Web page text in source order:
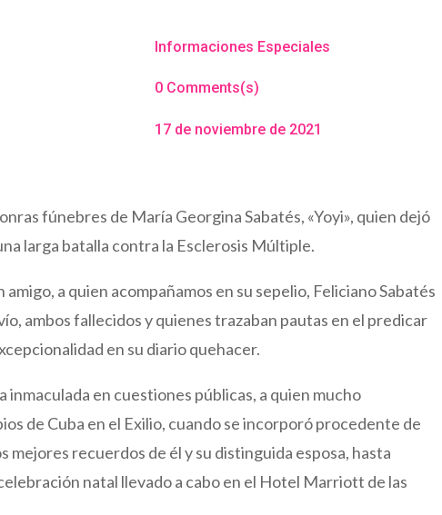
Informaciones Especiales
0 Comments(s)
17 de noviembre de 2021
fúnebres de María Georgina Sabatés, «Yoyi», quien dejó
larga batalla contra la Esclerosis Múltiple.
a quien acompañamos en su sepelio, Feliciano Sabatés
ambos fallecidos y quienes trazaban pautas en el predicar
en su diario quehacer.
en cuestiones públicas, a quien mucho
de Cuba en el Exilio, cuando se incorporó procedente de
recuerdos de él y su distinguida esposa, hasta
natal llevado a cabo en el Hotel Marriott de las